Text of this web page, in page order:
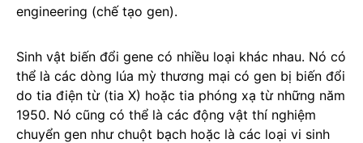
engineering (chế tạo gen).
Sinh vật biến đổi gene có nhiều loại khác nhau. Nó có
thể là các dòng lúa mỳ thương mại có gen bị biến đổi
do tia điện từ (tia X) hoặc tia phóng xạ từ những năm
1950. Nó cũng có thể là các động vật thí nghiệm
chuyển gen như chuột bạch hoặc là các loại vi sinh